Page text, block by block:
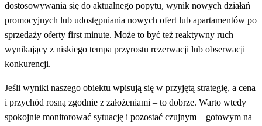
dostosowywania się do aktualnego popytu, wynik nowych działań
promocyjnych lub udostępniania nowych ofert lub apartamentów po
sprzedaży oferty first minute. Może to być też reaktywny ruch
wynikający z niskiego tempa przyrostu rezerwacji lub obserwacji
konkurencji.
Jeśli wyniki naszego obiektu wpisują się w przyjętą strategię, a cena
i przychód rosną zgodnie z założeniami – to dobrze. Warto wtedy
spokojnie monitorować sytuację i pozostać czujnym – gotowym na